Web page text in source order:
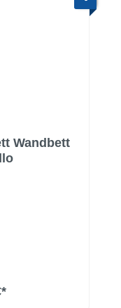
Wandbett